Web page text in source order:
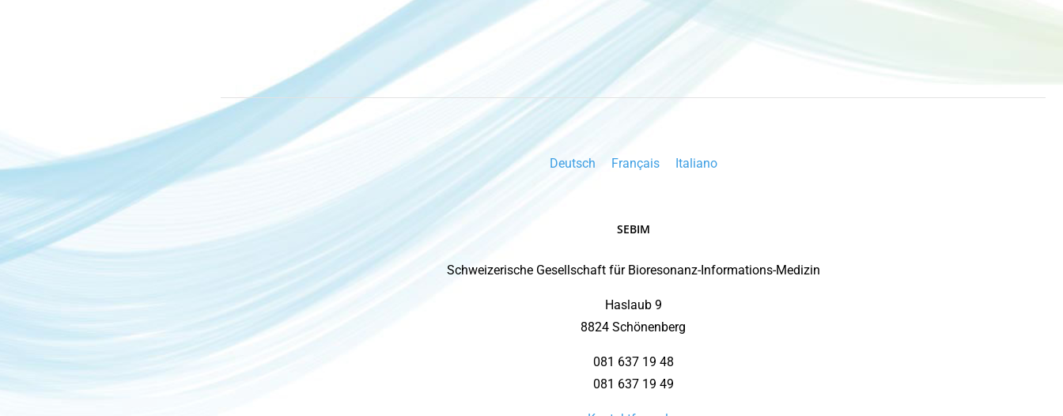
Deutsch Français Italiano
SEBIM
Schweizerische Gesellschaft für Bioresonanz-Informations-Medizin
Haslaub 9
8824 Schönenberg
081 637 19 48
081 637 19 49